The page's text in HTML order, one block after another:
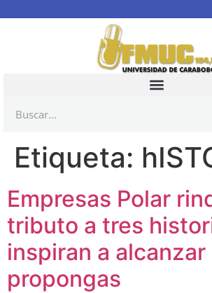
Etiqueta:
Empresas Polar
tributo a tres
inspiran a
propongas